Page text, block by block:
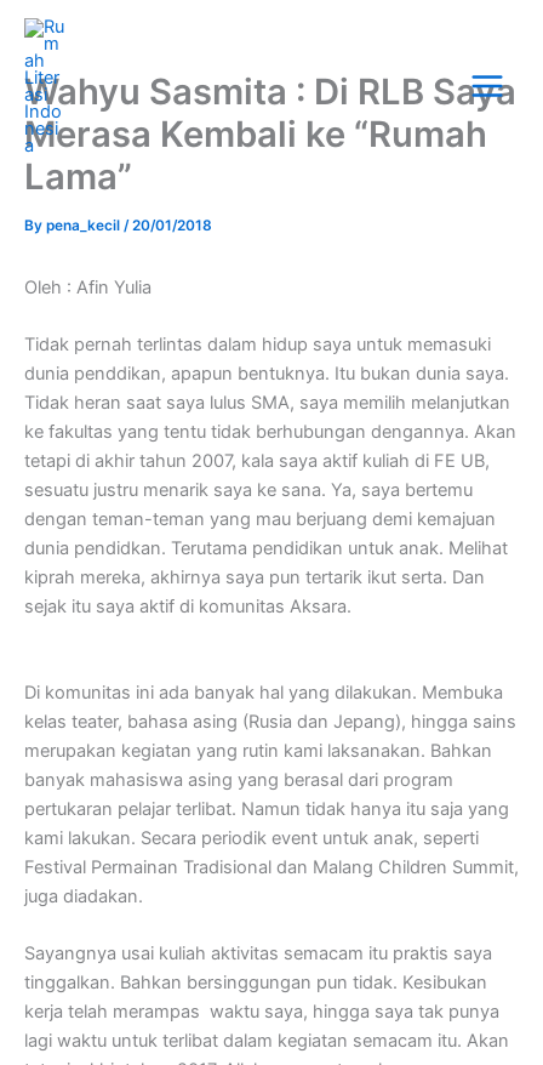
Skip
content
Menu
Wahyu Sasmita : Di RLB Saya
Merasa Kembali ke “Rumah
Lama”
By pena_kecil /20/01/2018
Oleh : Afin Yulia
Tidak pernah terlintas dalam hidup saya untuk memasuki
dunia penddikan, apapun bentuknya. Itu bukan dunia saya.
Tidak heran saat saya lulus SMA, saya memilih melanjutkan
ke fakultas yang tentu tidak berhubungan dengannya. Akan
tetapi di akhir tahun 2007, kala saya aktif kuliah di FE UB,
sesuatu justru menarik saya ke sana. Ya, saya bertemu
dengan teman-teman yang mau berjuang demi kemajuan
dunia pendidkan. Terutama pendidikan untuk anak. Melihat
kiprah mereka, akhirnya saya pun tertarik ikut serta. Dan
sejak itu saya aktif di komunitas Aksara.
Di komunitas ini ada banyak hal yang dilakukan. Membuka
kelas teater, bahasa asing (Rusia dan Jepang), hingga sains
merupakan kegiatan yang rutin kami laksanakan. Bahkan
banyak mahasiswa asing yang berasal dari program
pertukaran pelajar terlibat. Namun tidak hanya itu saja yang
kami lakukan. Secara periodik event untuk anak, seperti
Festival Permainan Tradisional dan Malang Children Summit,
juga diadakan.
Sayangnya usai kuliah aktivitas semacam itu praktis saya
tinggalkan. Bahkan bersinggungan pun tidak. Kesibukan
kerja telah merampas waktu saya, hingga saya tak punya
lagi waktu untuk terlibat dalam kegiatan semacam itu. Akan